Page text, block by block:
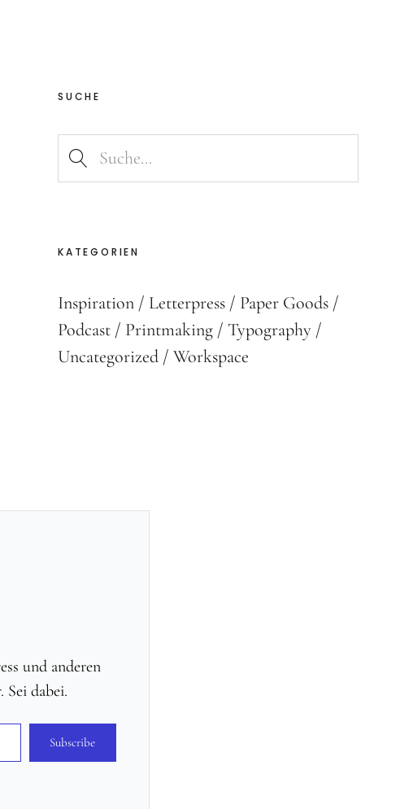
SUCHE
KATEGORIEN
Inspiration Letterpress
Paper Goods
Podcast
Printmaking
Typography
Uncategorized
Workspace
und anderen
dabei.
Subscribe